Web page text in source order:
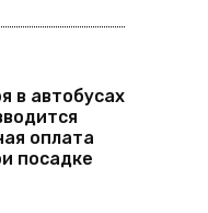
в автобусах
оплата
посадке